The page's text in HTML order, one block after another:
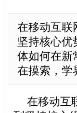
在移动互联
坚持核心优
体如何在新
在摸索，学
在移动互